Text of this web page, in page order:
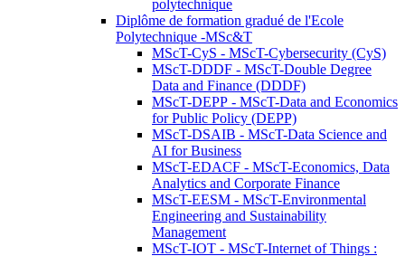
polytechnique
Diplôme de formation gradué de l'Ecole
Polytechnique -MSc&T
MScT-CyS - MScT-Cybersecurity (CyS)
MScT-DDDF - MScT-Double Degree
Data and Finance (DDDF)
MScT-DEPP - MScT-Data and Economics
for Public Policy (DEPP)
MScT-DSAIB - MScT-Data Science and
AI for Business
MScT-EDACF - MScT-Economics, Data
Analytics and Corporate Finance
MScT-EESM - MScT-Environmental
Engineering and Sustainability
Management
MScT-IOT - MScT-Internet of Things :